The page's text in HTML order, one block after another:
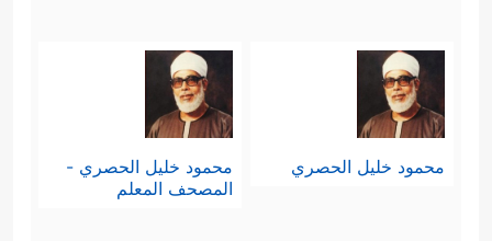
محمود خليل الحصري
محمود خليل الحصري -
المصحف المعلم